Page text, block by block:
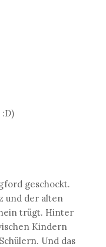
geschockt.
und der alten
trügt. Hinter
Kindern
Und das